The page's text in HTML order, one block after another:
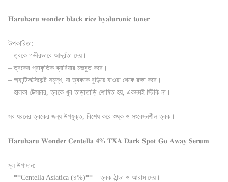
𝐇𝐚𝐫𝐮𝐡𝐚𝐫𝐮 𝐰𝐨𝐧𝐝𝐞𝐫 𝐛𝐥𝐚𝐜𝐤 𝐫𝐢𝐜𝐞 𝐡𝐲𝐚𝐥𝐮𝐫𝐨𝐧𝐢𝐜 𝐭𝐨𝐧𝐞𝐫
উপকারিতা:
– ত্বকে গভীরভাবে আর্দ্রতা দেয়।
– ত্বকের প্রাকৃতিক ব্যারিয়ার মজবুত করে।
– অ্যান্টিঅক্সিডেন্ট সমৃদ্ধ, যা ত্বককে বুড়িয়ে যাওয়া থেকে রক্ষা করে।
– হালকা টেক্সচার, ত্বকে খুব তাড়াতাড়ি শোষিত হয়, একদমই স্টিকি না।
সব ধরনের ত্বকের জন্য উপযুক্ত, বিশেষ করে শুষ্ক ও সংবেদনশীল ত্বক।
𝐇𝐚𝐫𝐮𝐡𝐚𝐫𝐮 𝐖𝐨𝐧𝐝𝐞𝐫 𝐂𝐞𝐧𝐭𝐞𝐥𝐥𝐚 𝟒% 𝐓𝐗𝐀 𝐃𝐚𝐫𝐤 𝐒𝐩𝐨𝐭 𝐆𝐨 𝐀𝐰𝐚𝐲 𝐒𝐞𝐫𝐮𝐦
মূল উপাদান:
– **Centella Asiatica (৪%)** – ত্বক ঠান্ডা ও আরাম দেয়।